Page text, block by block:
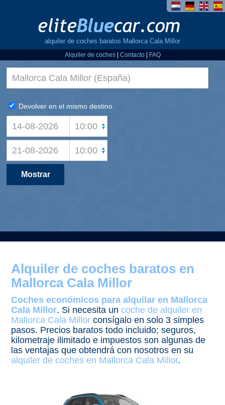
alquiler de coches baratos Mallorca Cala Millor
Alquiler de coches| Contacto| FAQ
Alquiler de coches baratos en
Mallorca Cala Millor
Coches económicos para alquilar en Mallorca
Cala Millor. Si necesita uncoche de alquiler en
Mallorca Cala Millor consígalo en solo 3 simples
pasos. Precios baratos todo incluido; seguros,
kilometraje ilimitado e impuestos son algunas de
las ventajas que obtendrá con nosotros en su
alquiler de coches en Mallorca Cala Millor.
Devolver en el mismo destino